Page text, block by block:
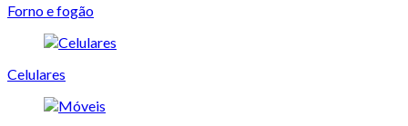
Forno e fogão
Celulares